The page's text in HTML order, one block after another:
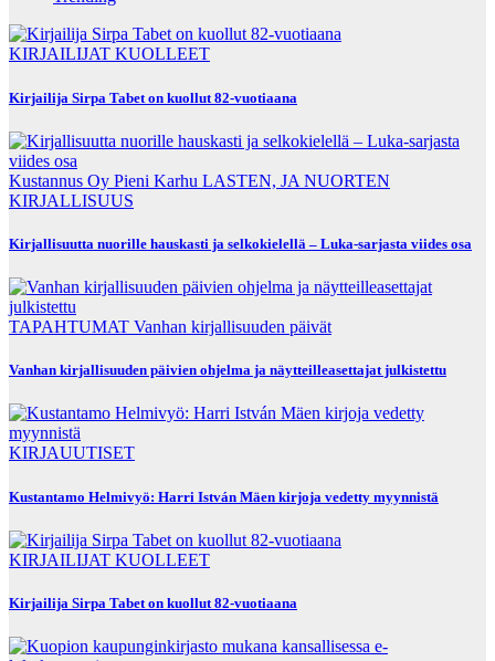
KIRJAILIJAT KUOLLEET
Kirjailija Sirpa Tabet on kuollut 82-vuotiaana
Kustannus Oy Pieni Karhu LASTEN, JA NUORTEN
KIRJALLISUUS
Kirjallisuutta nuorille hauskasti ja selkokielellä – Luka-sarjasta viides osa
TAPAHTUMAT Vanhan kirjallisuuden päivät
Vanhan kirjallisuuden päivien ohjelma ja näytteilleasettajat julkistettu
KIRJAUUTISET
Kustantamo Helmivyö: Harri István Mäen kirjoja vedetty myynnistä
KIRJAILIJAT KUOLLEET
Kirjailija Sirpa Tabet on kuollut 82-vuotiaana